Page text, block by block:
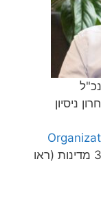
ניסיון
, במיזוגים וברכישות ביותר מ- 35 מדינות (ראו